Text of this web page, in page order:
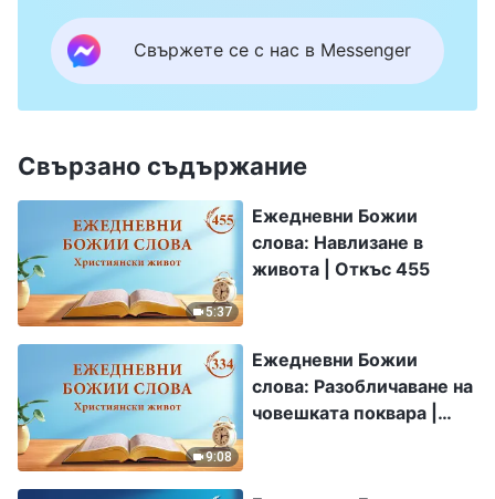
Свържете се с нас в Messenger
Свързано съдържание
5:37
Ежедневни Божии
слова: Навлизане в
живота | Откъс 455
9:08
Ежедневни Божии
слова: Разобличаване на
човешката поквара |